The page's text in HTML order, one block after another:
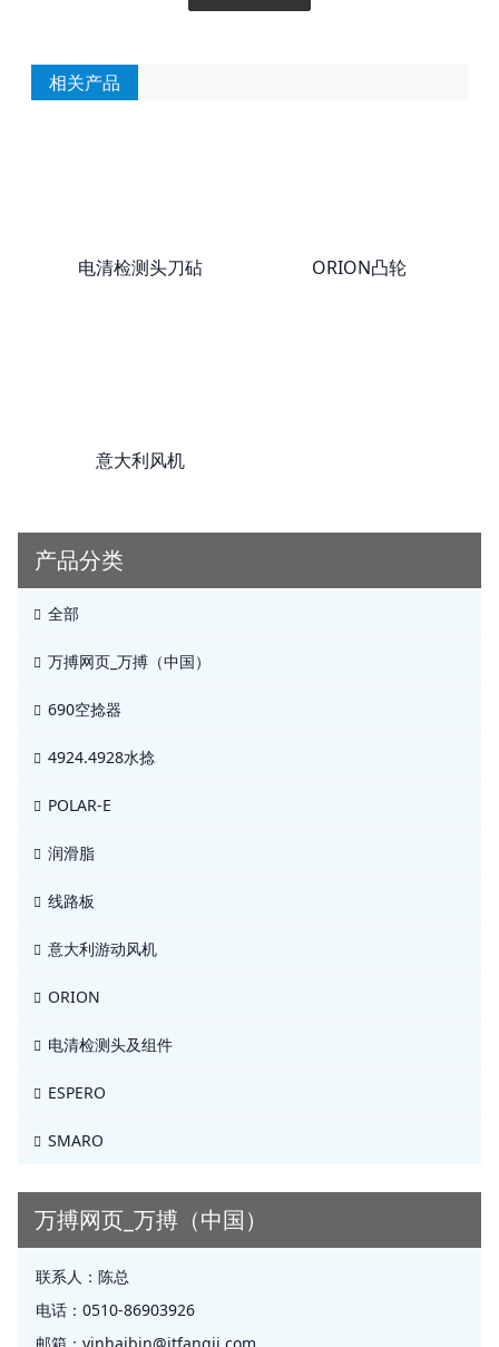
相关产品
电清检测头刀砧 ORION凸轮
意大利风机
产品分类
全部
万搏网页_万搏（中国）
690空捻器
4924.4928水捻
POLAR-E
润滑脂
线路板
意大利游动风机
ORION
电清检测头及组件
ESPERO
SMARO
万搏网页_万搏（中国）
联系人： 陈总
电话： 0510-86903926